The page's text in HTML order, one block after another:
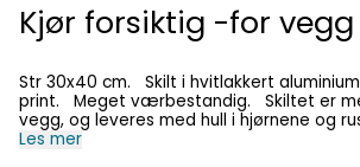
Kjør forsiktig -for
Str 30x40 cm. Skilt i hvitlakkert aluminium med UV-herdet
print. Meget værbestandig. Skiltet er ment for feste på
vegg, og leveres med hull i hjørnene og
skruer.
Les mer